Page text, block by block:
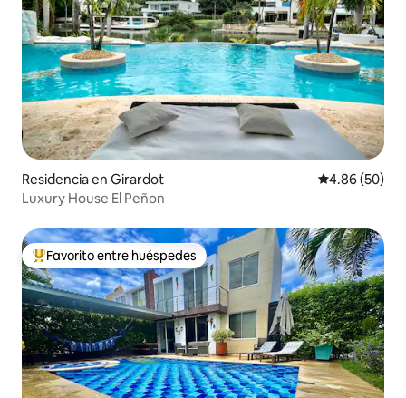
Residencia en Girardot Calificación
4.86 (50)
Luxury House El Peñon
De los mejores en Favorito entre huéspedes
Favorito entre huéspedes